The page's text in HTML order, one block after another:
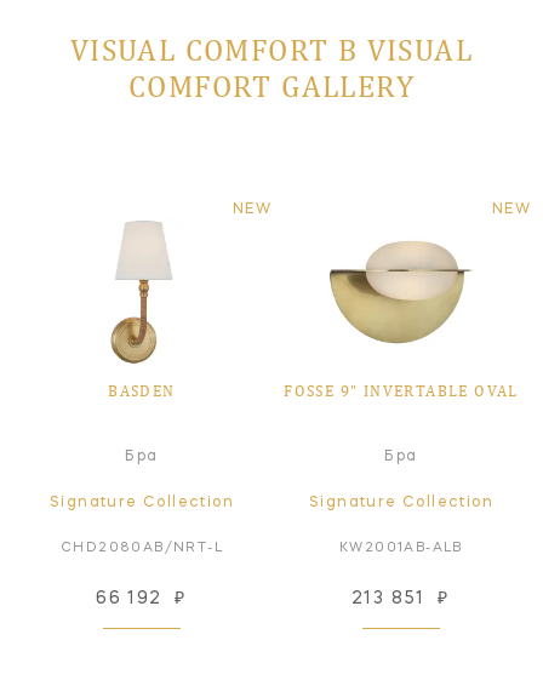
VISUAL COMFORT В VISUAL
COMFORT GALLERY
NEW
BASDEN
Бра
Signature Collection
CHD2080AB/NRT-L
66 192 ₽
NEW
FOSSE 9" INVERTABLE OVAL
Бра
Signature Collection
KW2001AB-ALB
213 851 ₽